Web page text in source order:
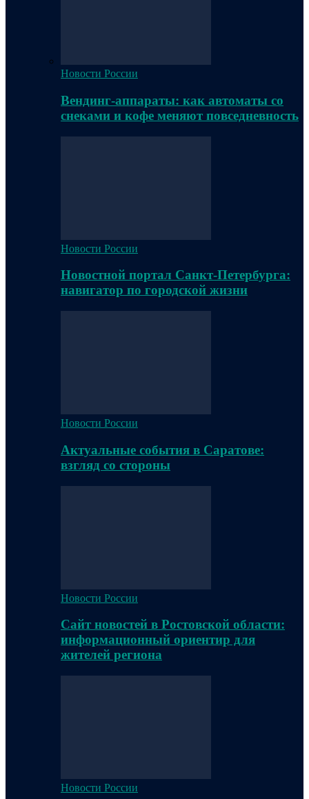
Новости России
Вендинг-аппараты: как автоматы со
снеками и кофе меняют повседневность
Новости России
Новостной портал Санкт-Петербурга:
навигатор по городской жизни
Новости России
Актуальные события в Саратове:
взгляд со стороны
Новости России
Сайт новостей в Ростовской области:
информационный ориентир для
жителей региона
Новости России